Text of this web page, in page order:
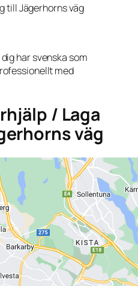
till Jägerhorns väg
har svenska som
med
/ Laga
väg